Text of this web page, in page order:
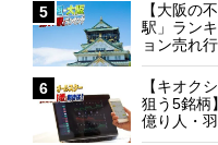
5
【大阪の
駅」ラン
ョン売れ
6
【キオク
狙う5銘柄
億り人・